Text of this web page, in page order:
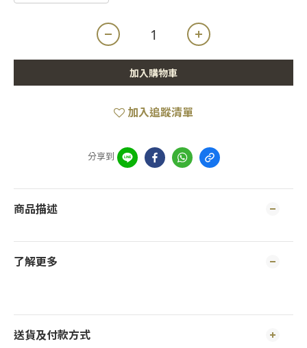
加入購物車
加入追蹤清單
分享到
商品描述
了解更多
送貨及付款方式